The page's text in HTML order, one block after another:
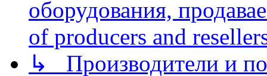
оборудования,
of producers and
↳ Производители и